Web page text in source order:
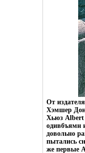
От
Хэмшер
Хьюз Albert
одивбъямн
довольно
пытались
же первые